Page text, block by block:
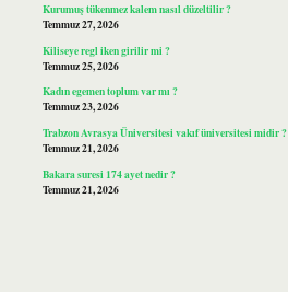
Kurumuş tükenmez kalem nasıl düzeltilir ?
Temmuz 27, 2026
Kiliseye regl iken girilir mi ?
Temmuz 25, 2026
Kadın egemen toplum var mı ?
Temmuz 23, 2026
Trabzon Avrasya Üniversitesi vakıf üniversitesi midir ?
Temmuz 21, 2026
Bakara suresi 174 ayet nedir ?
Temmuz 21, 2026